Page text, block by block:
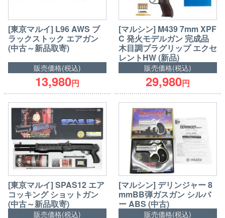
[東京マルイ] L96 AWS ブ
ラックストック エアガン
(中古～新品取寄)
販売価格(税込)
13,980円
[マルシン] M439 7mm XPF
C 発火モデルガン 完成品
木目調プラグリップ エクセ
レントHW (新品)
販売価格(税込)
29,980円
[東京マルイ] SPAS12 エア
コッキング ショットガン
(中古～新品取寄)
販売価格(税込)
[マルシン] デリンジャー 8
mmBB弾ガスガン シルバ
ー ABS (中古)
販売価格(税込)